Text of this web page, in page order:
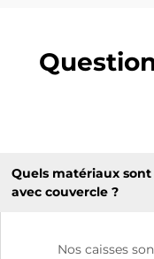
Quels matériaux
avec couvercle ?
Nos caisses